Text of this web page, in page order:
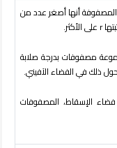
أنها أصغر عدد من
r على الأكثر.
مصفوفات بدرجة صلابة
ذلك في الفضاء الآفيني.
الإسقاط، المصفوفات